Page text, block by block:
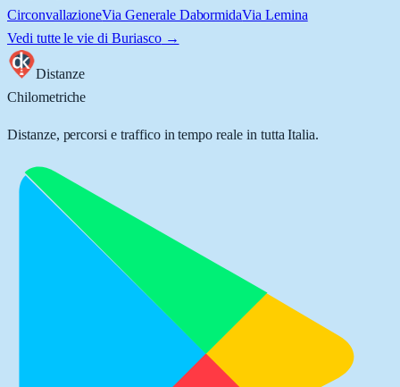
CirconvallazioneVia Generale DabormidaVia Lemina
Vedi tutte le vie di Buriasco→
Distanze
Chilometriche
Distanze, percorsi e traffico in tempo reale in tutta Italia.